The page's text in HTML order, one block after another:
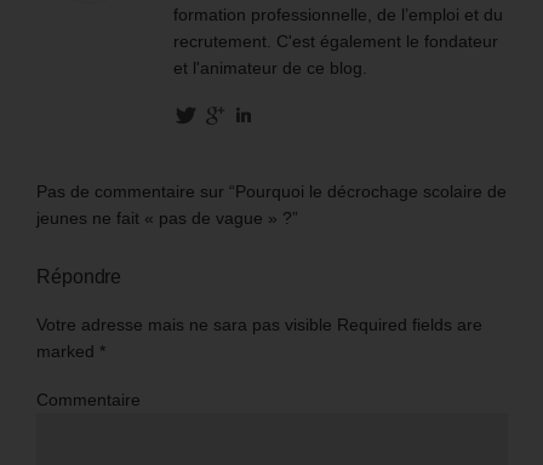
formation professionnelle, de l’emploi et du
recrutement. C'est également le fondateur
et l'animateur de ce blog.
Pas de commentaire sur “Pourquoi le décrochage scolaire de
jeunes ne fait « pas de vague » ?”
Répondre
Votre adresse mais ne sara pas visible Required fields are
marked *
Commentaire